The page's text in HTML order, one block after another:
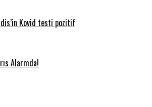
Kovid testi pozitif
Alarmda!